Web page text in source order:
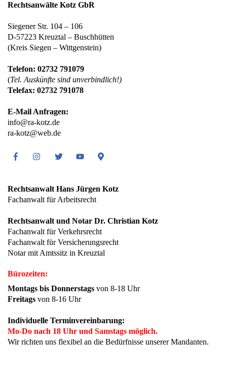
Rechtsanwälte Kotz GbR
Siegener Str. 104 – 106
D-57223 Kreuztal – Buschhütten
(Kreis Siegen – Wittgenstein)
Telefon: 02732 791079
(Tel. Auskünfte sind unverbindlich!)
Telefax: 02732 791078
E-Mail Anfragen:
info@ra-kotz.de
ra-kotz@web.de
FacebookInstagramTwitter Youtube Google
Rechtsanwalt Hans Jürgen Kotz
Fachanwalt für Arbeitsrecht
Rechtsanwalt und Notar Dr. Christian Kotz
Fachanwalt für Verkehrsrecht
Fachanwalt für Versicherungsrecht
Notar mit Amtssitz in Kreuztal
Bürozeiten:
Montags bis Donnerstags von 8-18 Uhr
Freitags von 8-16 Uhr
Individuelle Terminvereinbarung:
Mo-Do nach 18 Uhr und Samstags möglich.
Wir richten uns flexibel an die Bedürfnisse unserer Mandanten.